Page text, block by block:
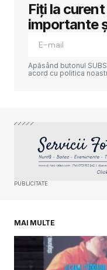
Adresa ta de
Câmpurile
Your E-mail*
SUBMIT
Fiți la
importante
Apăsând butonul
acord cu politica
PUBLICITATE
MAI MULTE